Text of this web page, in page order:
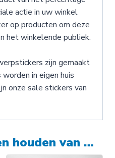
actie in uw winkel
op producten om deze
het winkelende publiek.
zijn gemaakt
in eigen huis
onze sale stickers van
houden van …